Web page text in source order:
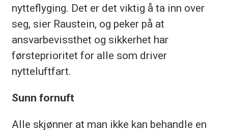
nytteflyging. Det er det viktig å ta inn over
seg, sier Raustein, og peker på at
ansvarbevissthet og sikkerhet har
førsteprioritet for alle som driver
nytteluftfart.
Sunn fornuft
Alle skjønner at man ikke kan behandle en